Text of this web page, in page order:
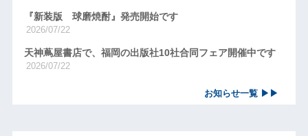
『新装版 球磨焼酎』発売開始です
2026/07/22
天神蔦屋書店で、福岡の出版社10社合同フェア開催中です
2026/07/22
お知らせ一覧 ▶▶